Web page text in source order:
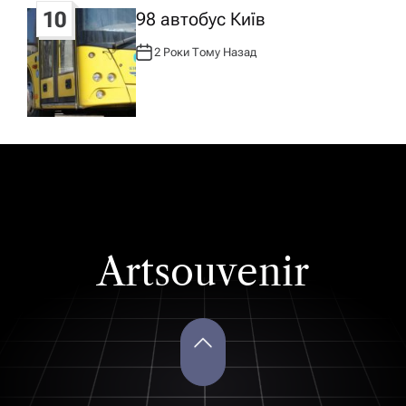
10 98 автобус Київ
А
В
Т
О
Р
:
2 Роки Тому Назад
Artsouvenir